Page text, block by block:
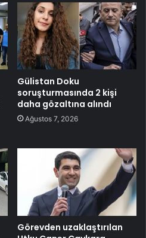
Gülistan Doku
soruşturmasında 2 kişi
daha gözaltına alındı
Ağustos 7, 2026
Görevden uzaklaştırılan